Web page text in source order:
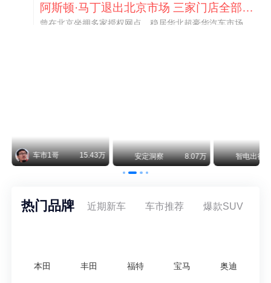
车市1哥 15.43万 安定洞察 8.07万 智电出行
热门品牌 近期新车 车市推荐 爆款SUV
本田 丰田 福特 宝马 奥迪